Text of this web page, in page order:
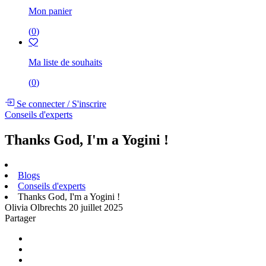
Mon panier
(0)
Ma liste de souhaits
(0)
Se connecter/S'inscrire
Conseils d'experts
Thanks God, I'm a Yogini !
Blogs
Conseils d'experts
Thanks God, I'm a Yogini !
Olivia Olbrechts 20 juillet 2025
Partager